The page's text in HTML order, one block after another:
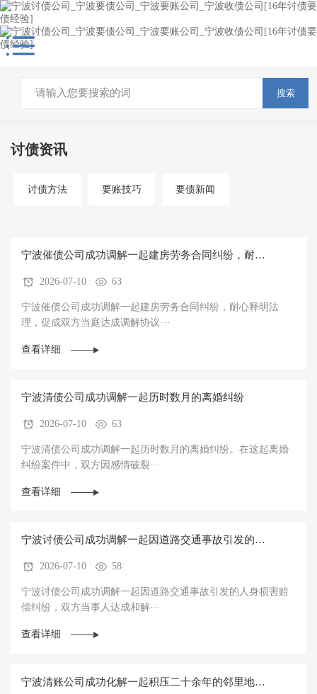
搜索
讨债资讯
讨债方法 要账技巧 要债新闻
宁波催债公司成功调解一起建房劳务合同纠纷，耐心
释明法理，促成双方当庭达成调解协议并履行完毕
2026-07-10 63
宁波催债公司成功调解一起建房劳务合同纠纷，耐心释明法
理，促成双方当庭达成调解协议···
查看详细
宁波清债公司成功调解一起历时数月的离婚纠纷
2026-07-10 63
宁波清债公司成功调解一起历时数月的离婚纠纷。在这起离婚
纠纷案件中，双方因感情破裂···
查看详细
宁波讨债公司成功调解一起因道路交通事故引发的人
身损害赔偿纠纷，双方当事人达成和解协议并当场履
行
2026-07-10 58
宁波讨债公司成功调解一起因道路交通事故引发的人身损害赔
偿纠纷，双方当事人达成和解···
查看详细
宁波清账公司成功化解一起积压二十余年的邻里地界